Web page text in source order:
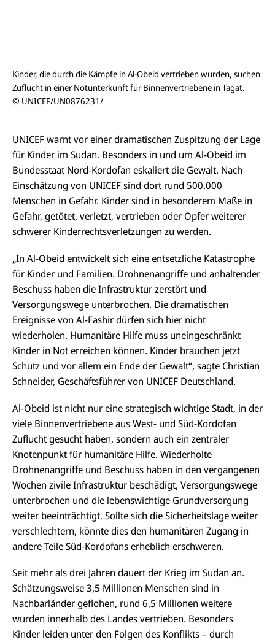
Kinder, die durch die Kämpfe in Al-Obeid vertrieben wurden, suchen
Zuflucht in einer Notunterkunft für Binnenvertriebene in Tagat.
© UNICEF/UN0876231/
UNICEF warnt vor einer dramatischen Zuspitzung der Lage
für Kinder im Sudan. Besonders in und um Al-Obeid im
Bundesstaat Nord-Kordofan eskaliert die Gewalt. Nach
Einschätzung von UNICEF sind dort rund 500.000
Menschen in Gefahr. Kinder sind in besonderem Maße in
Gefahr, getötet, verletzt, vertrieben oder Opfer weiterer
schwerer Kinderrechtsverletzungen zu werden.
„In Al-Obeid entwickelt sich eine entsetzliche Katastrophe
für Kinder und Familien. Drohnenangriffe und anhaltender
Beschuss haben die Infrastruktur zerstört und
Versorgungswege unterbrochen. Die dramatischen
Ereignisse von Al-Fashir dürfen sich hier nicht
wiederholen. Humanitäre Hilfe muss uneingeschränkt
Kinder in Not erreichen können. Kinder brauchen jetzt
Schutz und vor allem ein Ende der Gewalt“, sagte Christian
Schneider, Geschäftsführer von UNICEF Deutschland.
Al-Obeid ist nicht nur eine strategisch wichtige Stadt, in der
viele Binnenvertriebene aus West- und Süd-Kordofan
Zuflucht gesucht haben, sondern auch ein zentraler
Knotenpunkt für humanitäre Hilfe. Wiederholte
Drohnenangriffe und Beschuss haben in den vergangenen
Wochen zivile Infrastruktur beschädigt, Versorgungswege
unterbrochen und die lebenswichtige Grundversorgung
weiter beeinträchtigt. Sollte sich die Sicherheitslage weiter
verschlechtern, könnte dies den humanitären Zugang in
andere Teile Süd-Kordofans erheblich erschweren.
Seit mehr als drei Jahren dauert der Krieg im Sudan an.
Schätzungsweise 3,5 Millionen Menschen sind in
Nachbarländer geflohen, rund 6,5 Millionen weitere
wurden innerhalb des Landes vertrieben. Besonders
Kinder leiden unter den Folgen des Konflikts – durch